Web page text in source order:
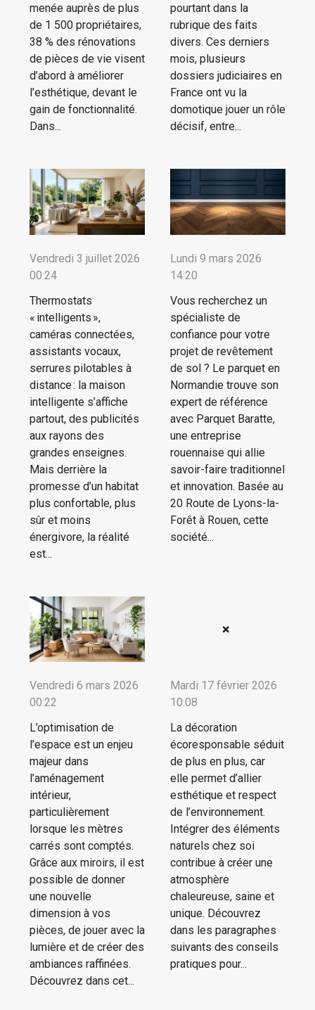
menée auprès de plus
de 1 500 propriétaires,
38 % des rénovations
de pièces de vie visent
d’abord à améliorer
l’esthétique, devant le
gain de fonctionnalité.
Dans...
pourtant dans la
rubrique des faits
divers. Ces derniers
mois, plusieurs
dossiers judiciaires en
France ont vu la
domotique jouer un rôle
décisif, entre...
Vendredi 3 juillet 2026
00:24
Thermostats
« intelligents »,
caméras connectées,
assistants vocaux,
serrures pilotables à
distance : la maison
intelligente s’affiche
partout, des publicités
aux rayons des
grandes enseignes.
Mais derrière la
promesse d’un habitat
plus confortable, plus
sûr et moins
énergivore, la réalité
est...
Lundi 9 mars 2026
14:20
Vous recherchez un
spécialiste de
confiance pour votre
projet de revêtement
de sol ? Le parquet en
Normandie trouve son
expert de référence
avec Parquet Baratte,
une entreprise
rouennaise qui allie
savoir-faire traditionnel
et innovation. Basée au
20 Route de Lyons-la-
Forêt à Rouen, cette
société...
Vendredi 6 mars 2026
00:22
L’optimisation de
l’espace est un enjeu
majeur dans
l’aménagement
intérieur,
particulièrement
lorsque les mètres
carrés sont comptés.
Grâce aux miroirs, il est
possible de donner
une nouvelle
dimension à vos
pièces, de jouer avec la
lumière et de créer des
ambiances raffinées.
Découvrez dans cet...
Mardi 17 février 2026
10:08
La décoration
écoresponsable séduit
de plus en plus, car
elle permet d’allier
esthétique et respect
de l’environnement.
Intégrer des éléments
naturels chez soi
contribue à créer une
atmosphère
chaleureuse, saine et
unique. Découvrez
dans les paragraphes
suivants des conseils
pratiques pour...